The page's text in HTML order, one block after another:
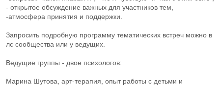
- открытое обсуждение важных для участников тем,
-атмосфера принятия и поддержки.
Запросить подробную программу тематических встреч можно в
лс сообщества или у ведущих.
Ведущие группы - двое психологов:
Марина Шутова, арт-терапия, опыт работы с детьми и